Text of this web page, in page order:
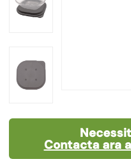
Contacta ara